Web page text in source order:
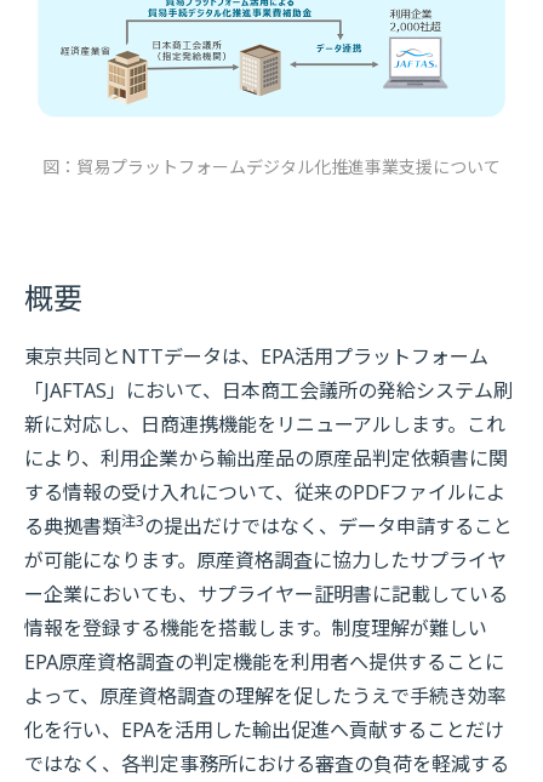
図：貿易プラットフォームデジタル化推進事業支援について
概要
東京共同とNTTデータは、EPA活用プラットフォーム
「JAFTAS」において、日本商工会議所の発給システム刷
新に対応し、日商連携機能をリニューアルします。これ
により、利用企業から輸出産品の原産品判定依頼書に関
する情報の受け入れについて、従来のPDFファイルによ
る典拠書類注3の提出だけではなく、データ申請すること
が可能になります。原産資格調査に協力したサプライヤ
ー企業においても、サプライヤー証明書に記載している
情報を登録する機能を搭載します。制度理解が難しい
EPA原産資格調査の判定機能を利用者へ提供することに
よって、原産資格調査の理解を促したうえで手続き効率
化を行い、EPAを活用した輸出促進へ貢献することだけ
ではなく、各判定事務所における審査の負荷を軽減する